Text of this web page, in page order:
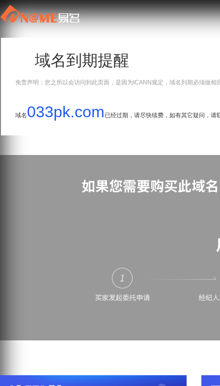
域名到期提醒
免责声明：您之所以会访问到此页面，是因为ICANN规定，域名到期必须做相
域名 033pk.com 已经过期，请尽快续费，如有其它疑问，请